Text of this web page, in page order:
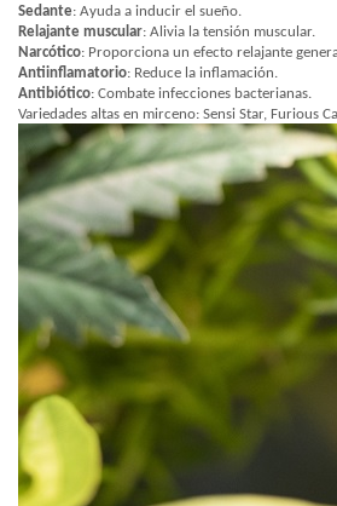
Sedante: Ayuda a inducir el sueño.
Relajante muscular: Alivia la tensión muscular.
Narcótico: Proporciona un efecto relajante
Antiinflamatorio: Reduce la inflamación.
Antibiótico: Combate infecciones bacterianas.
Variedades altas en mirceno: Sensi Star, Furious